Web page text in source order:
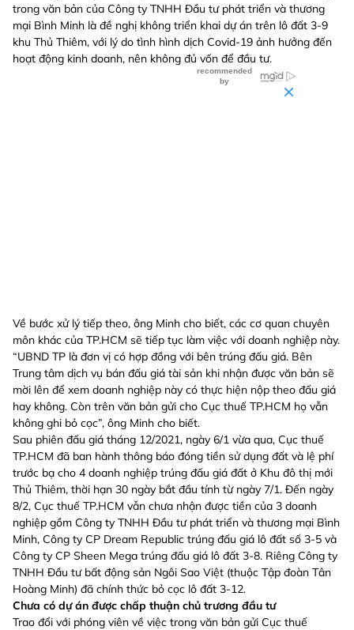
trong văn bản của Công ty TNHH Đầu tư phát triển và thương
mại Bình Minh là đề nghị không triển khai dự án trên lô đất 3-9
khu Thủ Thiêm, với lý do tình hình dịch Covid-19 ảnh hưởng đến
hoạt động kinh doanh, nên không đủ vốn để đầu tư.
Về bước xử lý tiếp theo, ông Minh cho biết, các cơ quan chuyên
môn khác của TP.HCM sẽ tiếp tục làm việc với doanh nghiệp này.
“UBND TP là đơn vị có hợp đồng với bên trúng đấu giá. Bên
Trung tâm dịch vụ bán đấu giá tài sản khi nhận được văn bản sẽ
mời lên để xem doanh nghiệp này có thực hiện nộp theo đấu giá
hay không. Còn trên văn bản gửi cho Cục thuế TP.HCM họ vẫn
không ghi bỏ cọc”, ông Minh cho biết.
Sau phiên đấu giá tháng 12/2021, ngày 6/1 vừa qua, Cục thuế
TP.HCM đã ban hành thông báo đóng tiền sử dụng đất và lệ phí
trước bạ cho 4 doanh nghiệp trúng đấu giá đất ở Khu đô thị mới
Thủ Thiêm, thời hạn 30 ngày bắt đầu tính từ ngày 7/1. Đến ngày
8/2, Cục thuế TP.HCM vẫn chưa nhận được tiền của 3 doanh
nghiệp gồm Công ty TNHH Đầu tư phát triển và thương mại Bình
Minh, Công ty CP Dream Republic trúng đấu giá lô đất số 3-5 và
Công ty CP Sheen Mega trúng đấu giá lô đất 3-8. Riêng Công ty
TNHH Đầu tư bất động sản Ngôi Sao Việt (thuộc Tập đoàn Tân
Hoàng Minh) đã chính thức bỏ cọc lô đất 3-12.
Chưa có dự án được chấp thuận chủ trương đầu tư
Trao đổi với phóng viên về việc trong văn bản gửi Cục thuế